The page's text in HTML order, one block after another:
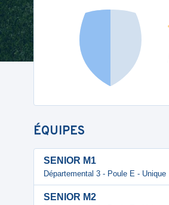
ÉQUIPES
SENIOR M1
Départemental 3 - Poule E - Unique
SENIOR M2